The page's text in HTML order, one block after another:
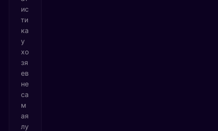
ис
ти
ка
у
хо
зя
ев
не
са
м
ая
лу